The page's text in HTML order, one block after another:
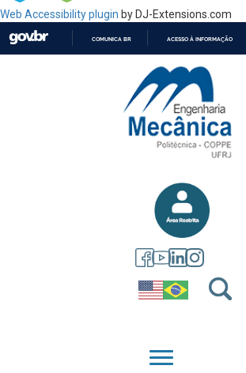
Web Accessibility plugin by DJ-Extensions.com
PARA
CONTEÚDO
COMUNICA BR ACESSO À INFORMAÇÃO
QUEM SOMOS